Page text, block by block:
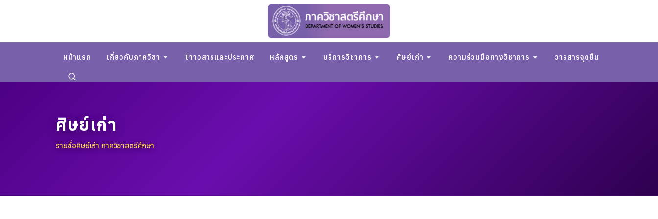
หน้าแรก เกี่ยวกับภาควิชา ข่าาวสารและประกาศ หลักสูตร บริการวิชาการ ศิษย์เก่า ความร่วมมือทางวิชาการ วารสารจุดยืน
ศิษย์เก่า
รายชื่อศิษย์เก่า ภาควิชาสตรีศึกษา